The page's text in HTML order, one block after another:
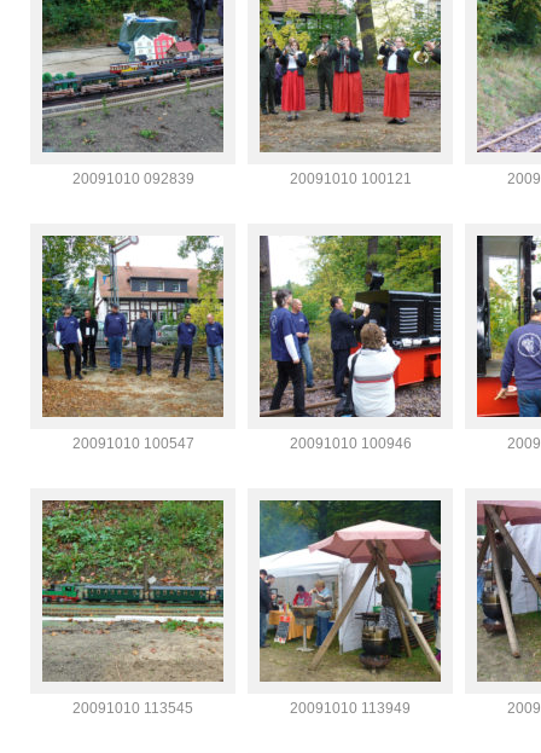
20091010 092839 20091010 100121
20091010 100547 20091010 100946
20091010 113545 20091010 113949